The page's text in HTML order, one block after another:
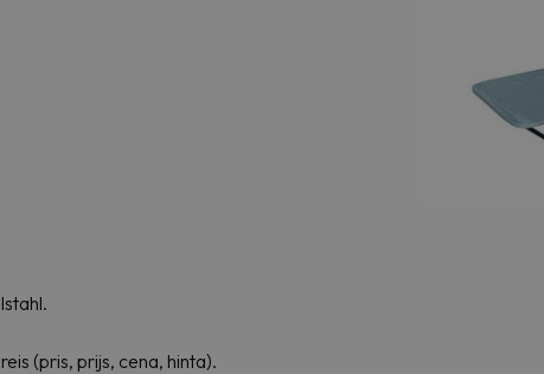
(pris, prijs, cena, hinta).